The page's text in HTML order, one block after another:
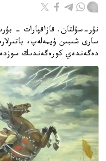
نۇر-سۇلتان. قازاقپارات -
سارى شىبىن ۇيمەلەپ،
دەگەندەي كورەگەندىك